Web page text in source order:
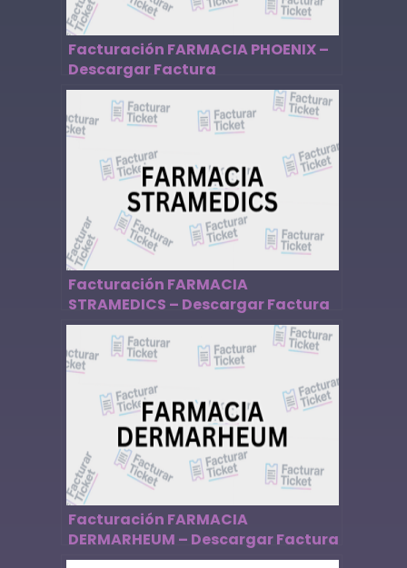
Facturación FARMACIA PHOENIX –
Descargar Factura
Facturación FARMACIA
STRAMEDICS – Descargar Factura
Facturación FARMACIA
DERMARHEUM – Descargar Factura